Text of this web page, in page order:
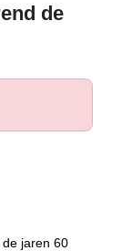
de
jaren 60